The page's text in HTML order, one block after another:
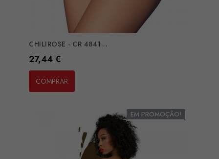
CHILIROSE - CR 4841...
Preço
27,44 €
COMPRAR
EM PROMOÇÃO!